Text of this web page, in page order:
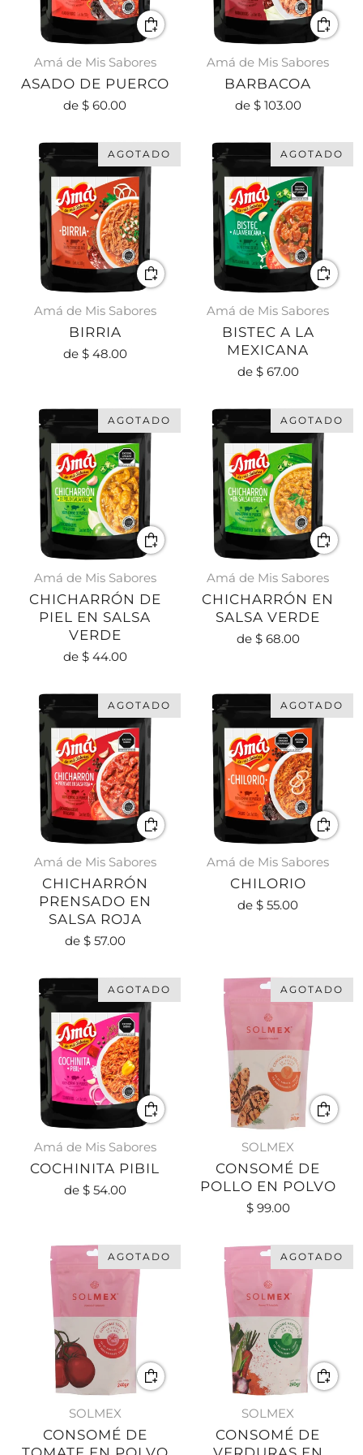
Amá de Mis Sabores
ASADO DE PUERCO
de$ 60.00
Amá de Mis Sabores
BARBACOA
de $ 103.00
AGOTADO
Amá de Mis Sabores
BIRRIA
de $ 48.00
AGOTADO
Amá de Mis Sabores
BISTEC A LA
MEXICANA
de $ 67.00
AGOTADO
Amá de Mis Sabores
CHICHARRÓN DE
PIEL EN SALSA
VERDE
de $ 44.00
AGOTADO
Amá de Mis Sabores
CHICHARRÓN EN
SALSA VERDE
de $ 68.00
AGOTADO
Amá de Mis Sabores
CHICHARRÓN
PRENSADO EN
SALSA ROJA
de $ 57.00
AGOTADO
Amá de Mis Sabores
CHILORIO
de$ 55.00
AGOTADO
Amá de Mis Sabores
COCHINITA PIBIL
de $ 54.00
AGOTADO
SOLMEX
CONSOMÉ DE
POLLO EN POLVO
$ 99.00
AGOTADO
SOLMEX
CONSOMÉ DE
AGOTADO
SOLMEX
CONSOMÉ DE